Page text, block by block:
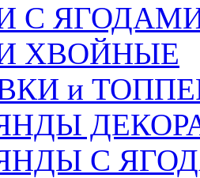
С
ХВОЙНЫЕ
и
С